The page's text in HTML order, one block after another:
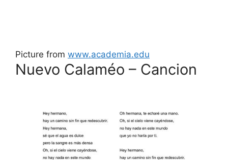
Picture from www.academia.edu
Nuevo Calaméo – Cancion